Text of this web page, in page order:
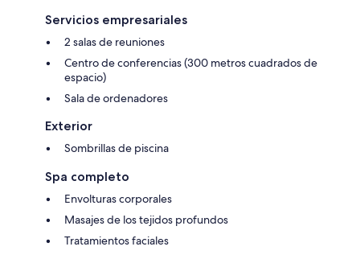
Servicios empresariales
2 salas de reuniones
Centro de conferencias (300 metros cuadrados de
espacio)
Sala de ordenadores
Exterior
Sombrillas de piscina
Spa completo
Envolturas corporales
Masajes de los tejidos profundos
Tratamientos faciales